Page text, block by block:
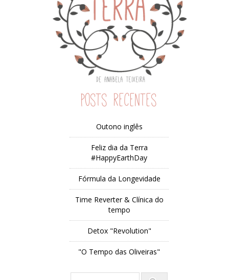
Posts recentes
Outono inglês
Feliz dia da Terra
#HappyEarthDay
Fórmula da Longevidade
Time Reverter & Clínica do
tempo
Detox "Revolution"
"O Tempo das Oliveiras"